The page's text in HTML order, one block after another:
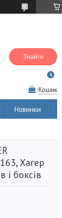
Знайти
Кошик
Новинки
Хагер
і боксів